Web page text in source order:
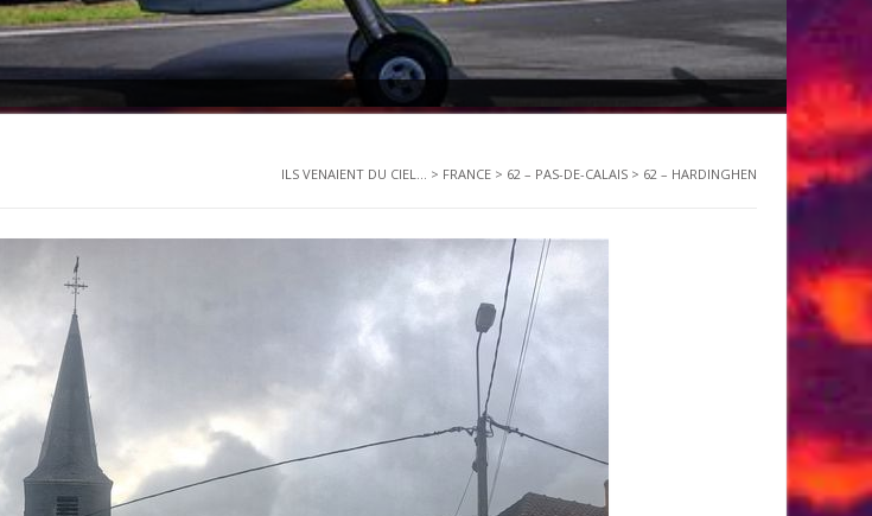
ILS VENAIENT DU CIEL... > FRANCE > 62 – PAS-DE-CALAIS > 62 – HARDINGHEN